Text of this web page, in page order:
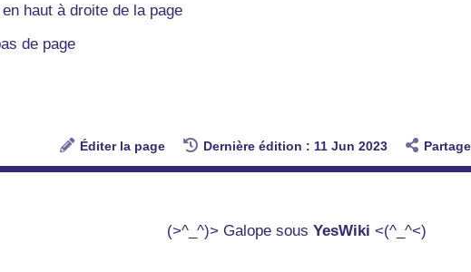
haut à droite de la page
de page
Éditer la page Dernière édition : 11 Jun 2023
(>^_^)> Galope sous YesWiki <(^_^<)